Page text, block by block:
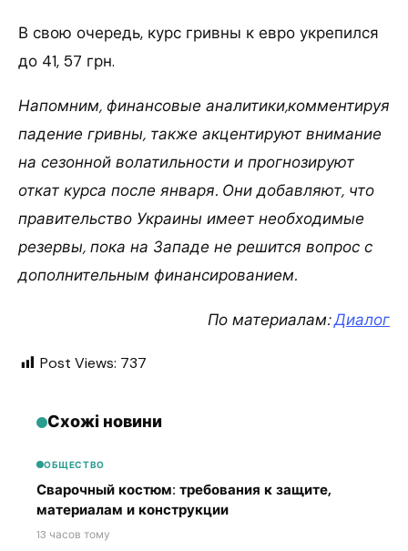
В свою очередь, курс гривны к евро укрепился
до 41, 57 грн.
Напомним, финансовые аналитики,комментируя
падение гривны, также акцентируют внимание
на сезонной волатильности и прогнозируют
откат курса после января. Они добавляют, что
правительство Украины имеет необходимые
резервы, пока на Западе не решится вопрос с
дополнительным финансированием.
По материалам:Диалог
Post Views: 737
Схожі новини
ОБЩЕСТВО
Сварочный костюм: требования к защите,
материалам и конструкции
13 часов тому